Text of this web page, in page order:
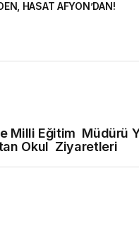
HASAT AFYON’DAN!
Milli Eğitim Müdürü
Okul Ziyaretleri